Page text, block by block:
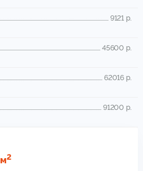
9121 р.
45600 р.
62016 р.
91200 р.
м2